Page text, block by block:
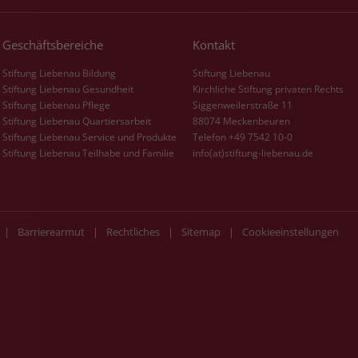
Geschäftsbereiche
Stiftung Liebenau Bildung
Stiftung Liebenau Gesundheit
Stiftung Liebenau Pflege
Stiftung Liebenau Quartiersarbeit
Stiftung Liebenau Service und Produkte
Stiftung Liebenau Teilhabe und Familie
Kontakt
Stiftung Liebenau
Kirchliche Stiftung privaten Rechts
Siggenweilerstraße 11
88074 Meckenbeuren
Telefon +49 7542 10-0
info(at)stiftung-liebenau.de
| Barrierearmut | Rechtliches | Sitemap | Cookieeinstellungen